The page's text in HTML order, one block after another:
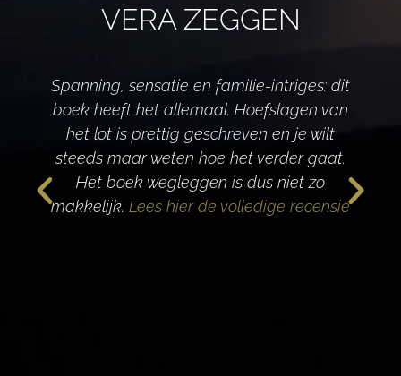
VERA ZEGGEN
Spanning, sensatie en familie-intriges: dit
boek heeft het allemaal. Hoefslagen van
het lot is prettig geschreven en je wilt
steeds maar weten hoe het verder gaat.
Het boek wegleggen is dus niet zo
makkelijk. Lees hier de volledige recensie